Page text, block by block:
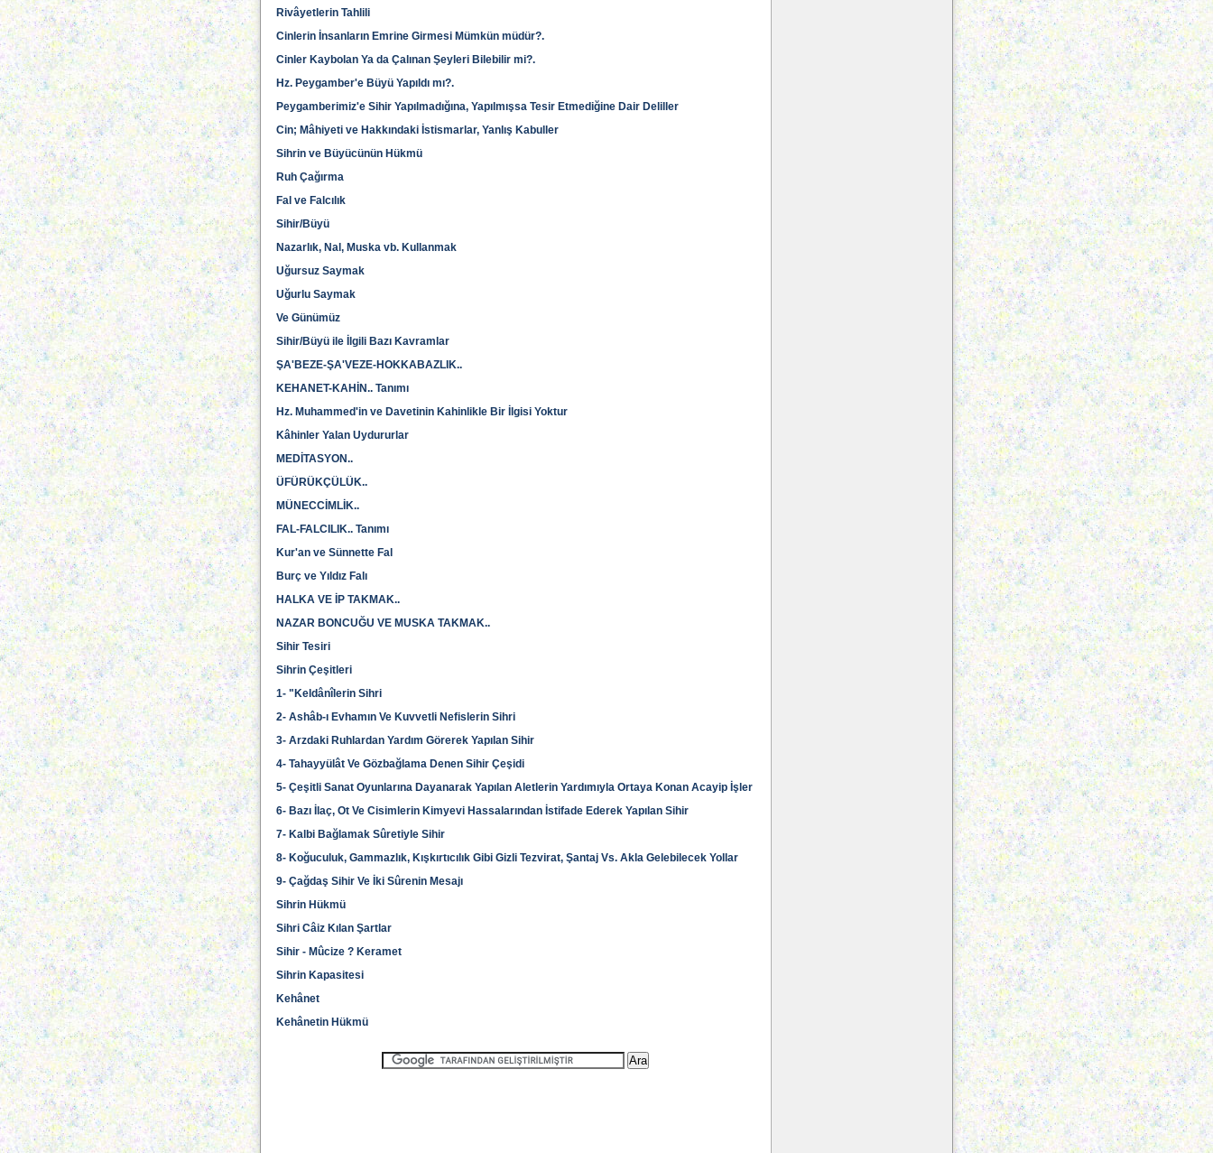
Rivâyetlerin Tahlili
Cinlerin İnsanların Emrine Girmesi Mümkün müdür?.
Cinler Kaybolan Ya da Çalınan Şeyleri Bilebilir mi?.
Hz. Peygamber'e Büyü Yapıldı mı?.
Peygamberimiz'e Sihir Yapılmadığına, Yapılmışsa Tesir Etmediğine Dair Deliller
Cin; Mâhiyeti ve Hakkındaki İstismarlar, Yanlış Kabuller
Sihrin ve Büyücünün Hükmü
Ruh Çağırma
Fal ve Falcılık
Sihir/Büyü
Nazarlık, Nal, Muska vb. Kullanmak
Uğursuz Saymak
Uğurlu Saymak
Ve Günümüz
Sihir/Büyü ile İlgili Bazı Kavramlar
ŞA'BEZE-ŞA'VEZE-HOKKABAZLIK..
KEHANET-KAHİN.. Tanımı
Hz. Muhammed'in ve Davetinin Kahinlikle Bir İlgisi Yoktur
Kâhinler Yalan Uydururlar
MEDİTASYON..
ÜFÜRÜKÇÜLÜK..
MÜNECCİMLİK..
FAL-FALCILIK.. Tanımı
Kur'an ve Sünnette Fal
Burç ve Yıldız Falı
HALKA VE İP TAKMAK..
NAZAR BONCUĞU VE MUSKA TAKMAK..
Sihir Tesiri
Sihrin Çeşitleri
1- "Keldânîlerin Sihri
2- Ashâb-ı Evhamın Ve Kuvvetli Nefislerin Sihri
3- Arzdaki Ruhlardan Yardım Görerek Yapılan Sihir
4- Tahayyülât Ve Gözbağlama Denen Sihir Çeşidi
5- Çeşitli Sanat Oyunlarına Dayanarak Yapılan Aletlerin Yardımıyla Ortaya Konan Acayip İşler
6- Bazı İlaç, Ot Ve Cisimlerin Kimyevi Hassalarından İstifade Ederek Yapılan Sihir
7- Kalbi Bağlamak Sûretiyle Sihir
8- Koğuculuk, Gammazlık, Kışkırtıcılık Gibi Gizli Tezvirat, Şantaj Vs. Akla Gelebilecek Yollar
9- Çağdaş Sihir Ve İki Sûrenin Mesajı
Sihrin Hükmü
Sihri Câiz Kılan Şartlar
Sihir - Mûcize ? Keramet
Sihrin Kapasitesi
Kehânet
Kehânetin Hükmü